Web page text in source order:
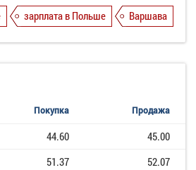
зарплата в Польше Варшава
Покупка Продажа
44.60
45.00
51.37
52.07